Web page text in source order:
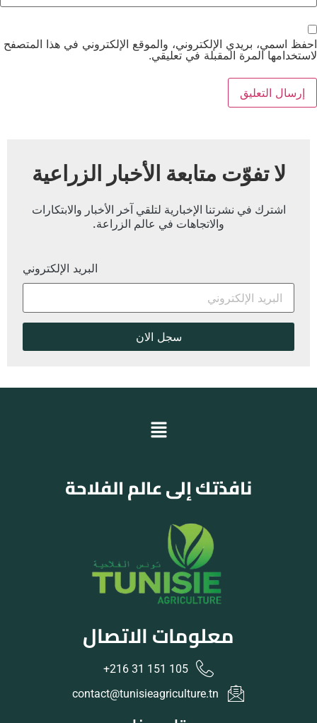
احفظ اسمي، بريدي الإلكتروني، والموقع الإلكتروني في هذا المتصفح
لاستخدامها المرة المقبلة في تعليقي.
لا تفوّت متابعة الأخبار الزراعية
اشترك في نشرتنا الإخبارية لتلقي آخر الأخبار والابتكارات
والاتجاهات في عالم الزراعة.
البريد الإلكتروني
نافذتك إلى عالم الفلاحة
معلومات الاتصال
105 151 31 216+
contact@tunisieagriculture.tn